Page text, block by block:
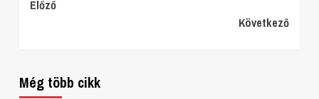
Continue
Előző
Következő
Még több cikk